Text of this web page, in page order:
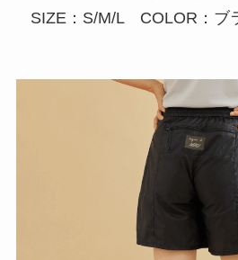
SIZE：S/M/L COLOR：ブ